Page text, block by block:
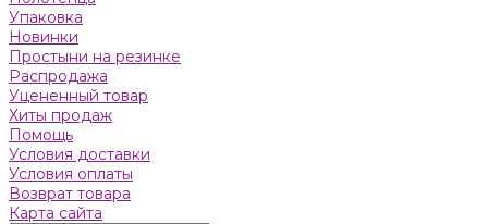
Упаковка
Новинки
Простыни на резинке
Распродажа
Уцененный товар
Хиты продаж
Помощь
Условия доставки
Условия оплаты
Возврат товара
Карта сайта